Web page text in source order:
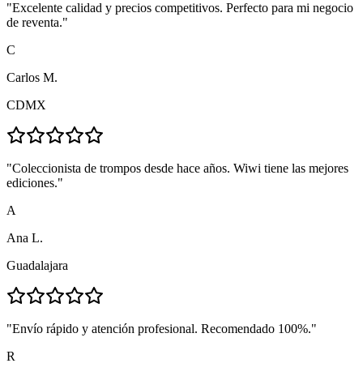
"Excelente calidad y precios competitivos. Perfecto para mi negocio
de reventa."
C
Carlos M.
CDMX
"Coleccionista de trompos desde hace años. Wiwi tiene las mejores
ediciones."
A
Ana L.
Guadalajara
"Envío rápido y atención profesional. Recomendado 100%."
R